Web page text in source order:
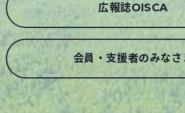
広報誌OISCA
会員・支援者のみなさ